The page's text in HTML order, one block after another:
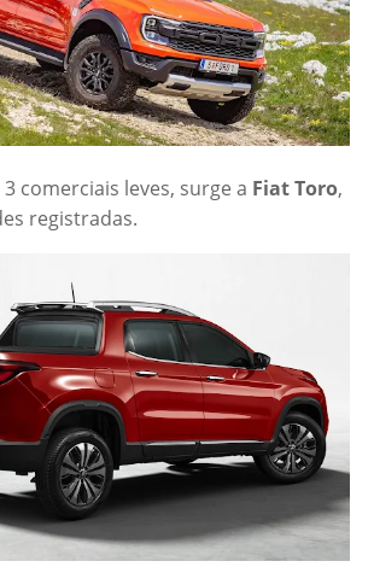
comerciais leves, surge a Fiat Toro,
registradas.